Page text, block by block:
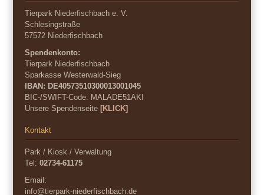
Tierpark Niederfischbach e. V.
Schlesingstraße
57572 Niederfischbach
Spendenkonto:
Tierpark Niederfischbach
Sparkasse Westerwald-Sieg
IBAN: DE40573510300013001045
BIC-/SWIFT-Code: MALADE51AKI
Unsere Spendenseite[KLICK]
Kontakt
Park / Kiosk / Verwaltung
Tel:02734-61175
Email:
info@tierpark-niederfischbach.de